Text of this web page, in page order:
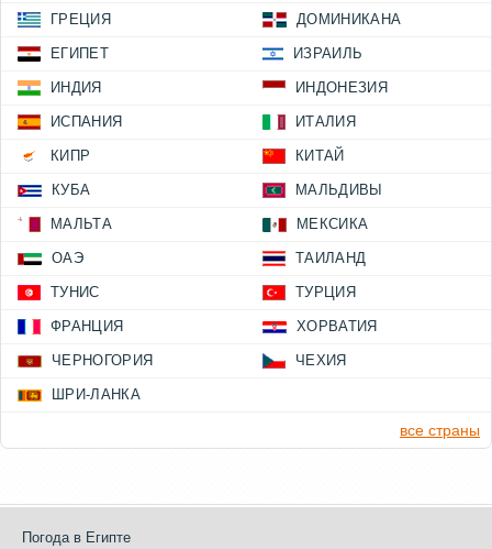
ГРЕЦИЯ ДОМИНИКАНА
ЕГИПЕТ ИЗРАИЛЬ
ИНДИЯ ИНДОНЕЗИЯ
ИСПАНИЯ ИТАЛИЯ
КИПР КИТАЙ
КУБА МАЛЬДИВЫ
МАЛЬТА МЕКСИКА
ОАЭ ТАИЛАНД
ТУНИС ТУРЦИЯ
ФРАНЦИЯ ХОРВАТИЯ
ЧЕРНОГОРИЯ ЧЕХИЯ
ШРИ-ЛАНКА
все страны
Погода в Египте